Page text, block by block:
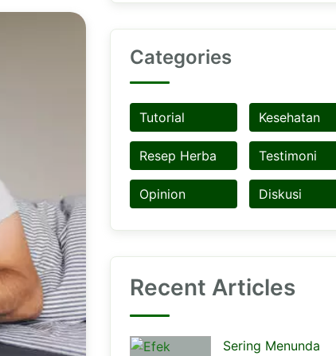
Categories
Tutorial Kesehatan
Resep Herba Testimoni
Opinion Diskusi
Recent Articles
Sering Menunda